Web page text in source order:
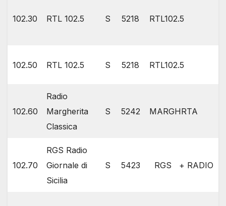
102.30 RTL 102.5 S 5218 RTL102.5
102.50 RTL 102.5 S 5218 RTL102.5
102.60
Radio
Margherita
Classica
S 5242 MARGHRTA
102.70
RGS Radio
Giornale di
Sicilia
S 5423 RGS + RADIO